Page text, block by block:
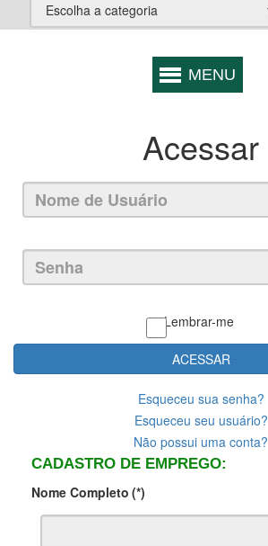
Acessar
Lembrar-me
ACESSAR
Esqueceu sua senha?
Esqueceu seu usuário?
Não possui uma conta?
CADASTRO DE EMPREGO:
Nome Completo (*)